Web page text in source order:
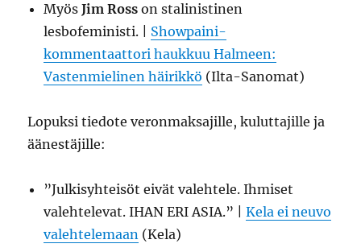
MyösJim Ross on stalinistinen
lesbofeministi. | Showpaini-
kommentaattori haukkuu Halmeen:
Vastenmielinen häirikkö (Ilta-Sanomat)
Lopuksi tiedote veronmaksajille, kuluttajille ja
äänestäjille:
”Julkisyhteisöt eivät valehtele. Ihmiset
valehtelevat. IHAN ERI ASIA.” |Kela ei neuvo
valehtelemaan (Kela)